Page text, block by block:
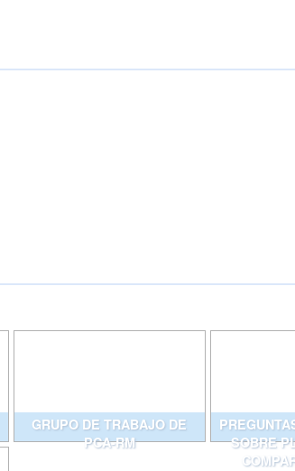
GRUPO DE TRABAJO DE
PCA-RM
SOBRE